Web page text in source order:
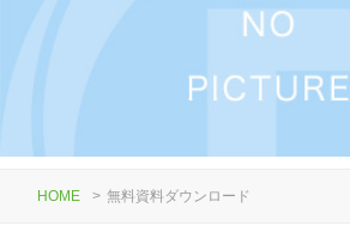
HOME > 無料資料ダウンロード